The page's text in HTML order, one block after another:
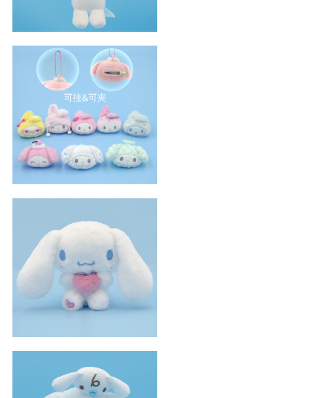
50周年係列美樂蒂掛飾發
夾
愛心玉桂狗